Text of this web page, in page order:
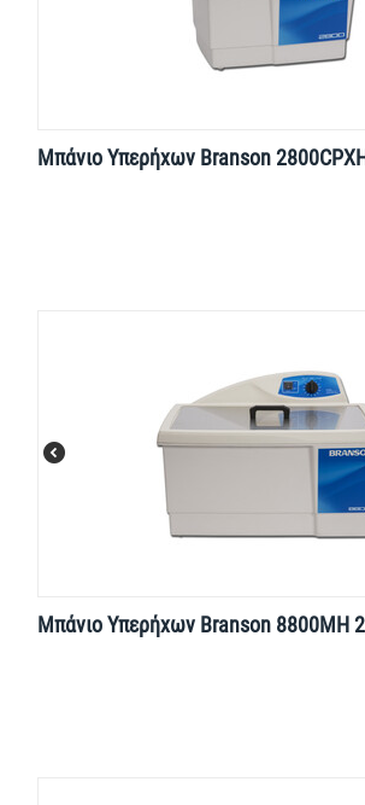
Μπάνιο Υπερήχων Branson
Μπάνιο Υπερήχων Branson 8800MH